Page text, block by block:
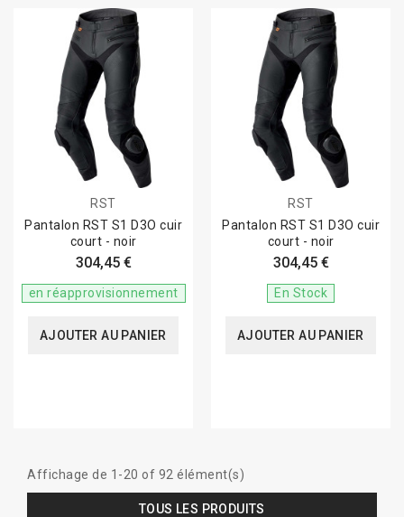
RST
Pantalon RST S1 D3O cuir
court - noir
304,45 €
en réapprovisionnement
AJOUTER AU PANIER
RST
Pantalon RST S1 D3O cuir
court - noir
304,45 €
En Stock
AJOUTER AU PANIER
Affichage de 1-20 of 92 élément(s)
TOUS LES PRODUITS